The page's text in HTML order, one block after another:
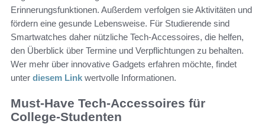
Erinnerungsfunktionen. Außerdem verfolgen sie Aktivitäten und
fördern eine gesunde Lebensweise. Für Studierende sind
Smartwatches daher nützliche Tech-Accessoires, die helfen,
den Überblick über Termine und Verpflichtungen zu behalten.
Wer mehr über innovative Gadgets erfahren möchte, findet
unter diesem Link wertvolle Informationen.
Must-Have Tech-Accessoires für
College-Studenten